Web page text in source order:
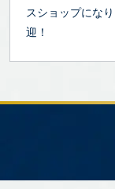
スショップにな
迎！